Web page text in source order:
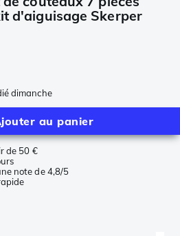
d'aiguisage Skerper
dimanche
au panier
de 50 €
note de 4,8/5